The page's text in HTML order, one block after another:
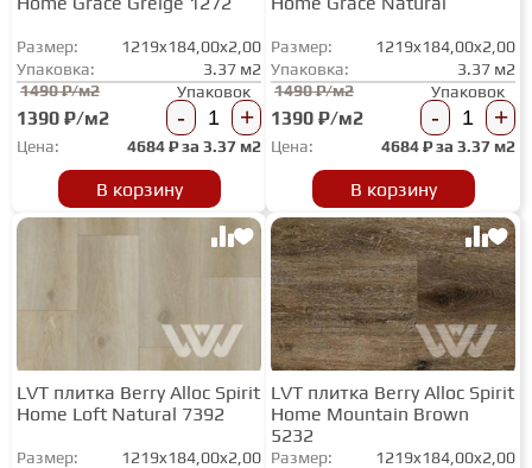
Размер:
1219x184,00x2,00
Упаковка:
3.37 м2
1490 ₽/м2
1390 ₽/м2
Упаковок
- +
Цена: 4684₽ за 3.37 м2
В корзину
Размер:
1219x184,00x2,00
Упаковка:
3.37 м2
1490 ₽/м2
1390 ₽/м2
Упаковок
- +
Цена: 4684₽ за 3.37 м2
В корзину
LVT плитка Berry Alloc Spirit
Home Loft Natural 7392
Размер:
1219x184,00x2,00
LVT плитка Berry Alloc Spirit
Home Mountain Brown
5232
Размер:
1219x184,00x2,00